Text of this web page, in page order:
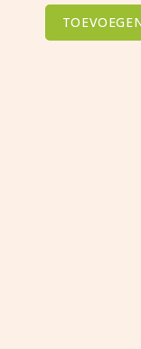
varken
aantal